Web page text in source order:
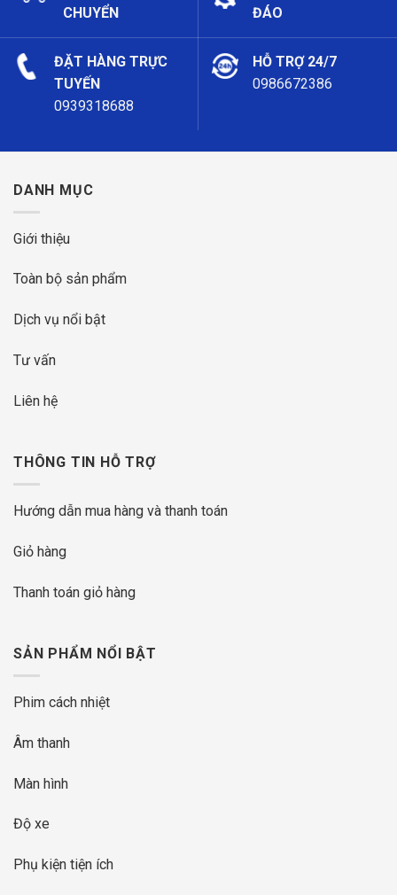
CHUYỂN
ĐÁO
ĐẶT HÀNG TRỰC
TUYẾN
0939318688
HỖ TRỢ 24/7
0986672386
DANH MỤC
Giới thiệu
Toàn bộ sản phẩm
Dịch vụ nổi bật
Tư vấn
Liên hệ
THÔNG TIN HỖ TRỢ
Hướng dẫn mua hàng và thanh toán
Giỏ hàng
Thanh toán giỏ hàng
SẢN PHẨM NỔI BẬT
Phim cách nhiệt
Âm thanh
Màn hình
Độ xe
Phụ kiện tiện ích